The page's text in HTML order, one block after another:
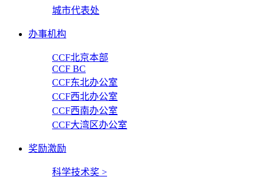
城市代表处
办事机构
CCF北京本部
CCF BC
CCF东北办公室
CCF西北办公室
CCF西南办公室
CCF大湾区办公室
奖励激励
科学技术奖 >